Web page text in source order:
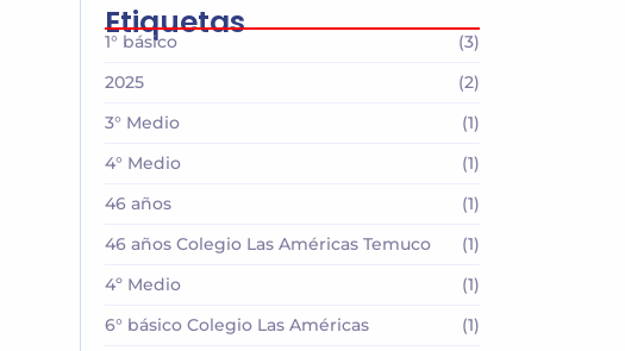
Etiquetas
1° básico
(3)
2025
(2)
3° Medio
(1)
4° Medio
(1)
46 años
(1)
46 años Colegio Las Américas Temuco
(1)
4º Medio
(1)
6° básico Colegio Las Américas
(1)